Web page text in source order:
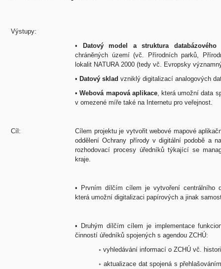
Výstupy:
•
Datový model a struktura
chráněných území (vč. Přírodních parků,
lokalit NATURA 2000 (tedy vč. Evropsky
• Datový skladvzniklý digitalizací analogových
•Webová mapová aplikace, která umožní data
v omezené míře také na Internetu pro veřejnost.
Cíl:
Cílem projektu je vytvořit webové mapové
oddělení Ochrany přírody v digitální podobě a
rozhodovací procesy úředníků týkající se
kraje.
•
Prvním dílčím cílem je vytvoření centrálního
která umožní digitalizaci papírových a jinak
•
Druhým dílčím cílem je implementace
činností úředníků spojených s agendou ZCHÚ:
◦ vyhledávání informací o ZCHÚ vč.
◦aktualizace dat spojená s